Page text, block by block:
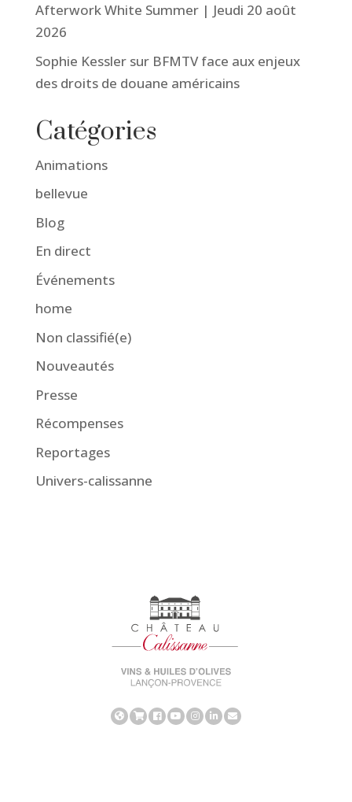
Afterwork White Summer | Jeudi 20 août
2026
Sophie Kessler sur BFMTV face aux enjeux
des droits de douane américains
Catégories
Animations
bellevue
Blog
En direct
Événements
home
Non classifié(e)
Nouveautés
Presse
Récompenses
Reportages
Univers-calissanne